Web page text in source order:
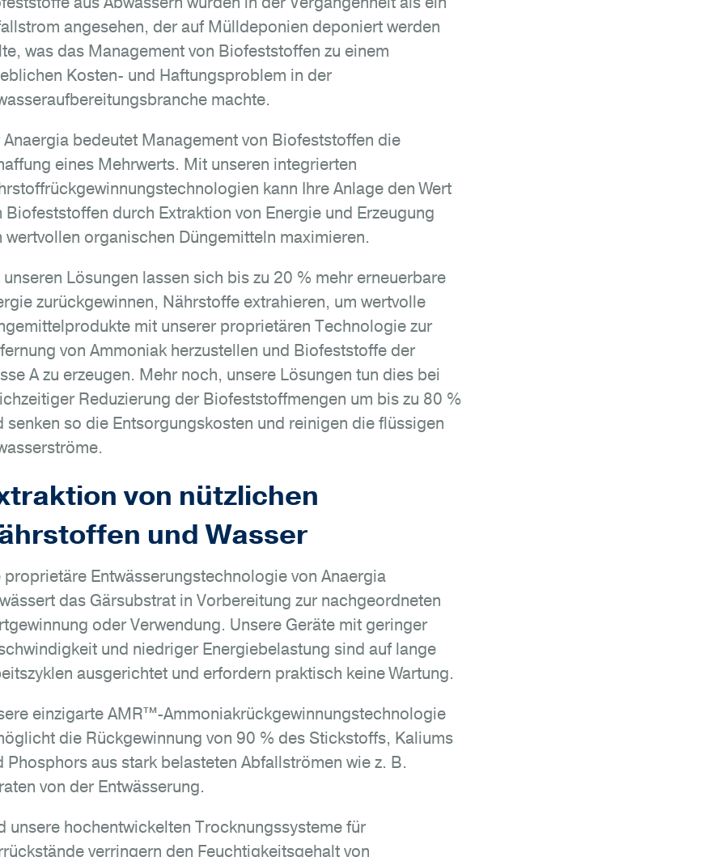
angesehen, der auf Mülldeponien deponiert werden
was das Management von Biofeststoffen zu einem
Kosten- und Haftungsproblem in der
machte.
Anaergia bedeutet Management von Biofeststoffen die
eines Mehrwerts. Mit unseren integrierten
kann Ihre Anlage den Wert
Biofeststoffen durch Extraktion von Energie und Erzeugung
wertvollen organischen Düngemitteln maximieren.
Lösungen lassen sich bis zu 20 % mehr erneuerbare
zurückgewinnen, Nährstoffe extrahieren, um wertvolle
mit unserer proprietären Technologie zur
von Ammoniak herzustellen und Biofeststoffe der
A zu erzeugen. Mehr noch, unsere Lösungen tun dies bei
Reduzierung der Biofeststoffmengen um bis zu 80 %
senken so die Entsorgungskosten und reinigen die flüssigen
von nützlichen
und Wasser
proprietäre Entwässerungstechnologie von Anaergia
das Gärsubstrat in Vorbereitung zur nachgeordneten
oder Verwendung. Unsere Geräte mit geringer
und niedriger Energiebelastung sind auf lange
ausgerichtet und erfordern praktisch keine Wartung.
einzigarte AMR™-Ammoniakrückgewinnungstechnologie
die Rückgewinnung von 90 % des Stickstoffs, Kaliums
Phosphors aus stark belasteten Abfallströmen wie z. B.
von der Entwässerung.
unsere hochentwickelten Trocknungssysteme für
verringern den Feuchtigkeitsgehalt von